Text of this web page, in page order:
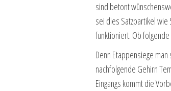
sind betont
sei dies Satzpartikel
funktioniert. Ob
Denn Etappensiege
nachfolgende Gehirn
Eingangs kommt die